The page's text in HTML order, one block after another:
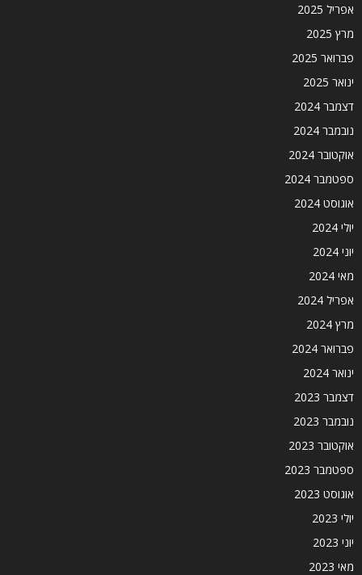
אפריל 2025
מרץ 2025
פברואר 2025
ינואר 2025
דצמבר 2024
נובמבר 2024
אוקטובר 2024
ספטמבר 2024
אוגוסט 2024
יולי 2024
יוני 2024
מאי 2024
אפריל 2024
מרץ 2024
פברואר 2024
ינואר 2024
דצמבר 2023
נובמבר 2023
אוקטובר 2023
ספטמבר 2023
אוגוסט 2023
יולי 2023
יוני 2023
מאי 2023